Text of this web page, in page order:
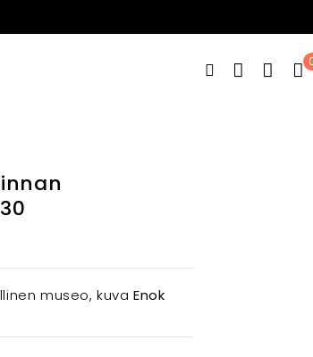
museo, kuvaEnok